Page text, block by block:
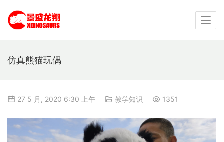
仿真熊猫玩偶
27 5 月, 2020 6:30 上午 教学知识 1351